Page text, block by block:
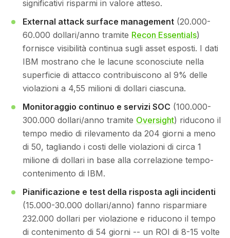
significativi risparmi in valore atteso.
External attack surface management (20.000-
60.000 dollari/anno tramite Recon Essentials)
fornisce visibilità continua sugli asset esposti. I dati
IBM mostrano che le lacune sconosciute nella
superficie di attacco contribuiscono al 9% delle
violazioni a 4,55 milioni di dollari ciascuna.
Monitoraggio continuo e servizi SOC (100.000-
300.000 dollari/anno tramite Oversight) riducono il
tempo medio di rilevamento da 204 giorni a meno
di 50, tagliando i costi delle violazioni di circa 1
milione di dollari in base alla correlazione tempo-
contenimento di IBM.
Pianificazione e test della risposta agli incidenti
(15.000-30.000 dollari/anno) fanno risparmiare
232.000 dollari per violazione e riducono il tempo
di contenimento di 54 giorni -- un ROI di 8-15 volte